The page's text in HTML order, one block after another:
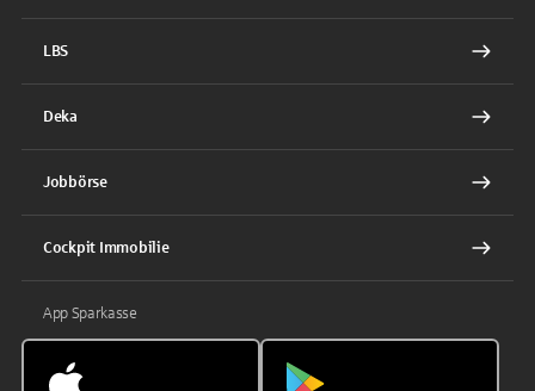
LBS
Deka
Jobbörse
Cockpit Immobilie
App Sparkasse